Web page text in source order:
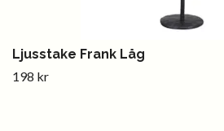
Ljusstake Frank Låg
198 kr